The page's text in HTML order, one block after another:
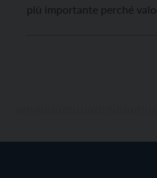
più importante perché